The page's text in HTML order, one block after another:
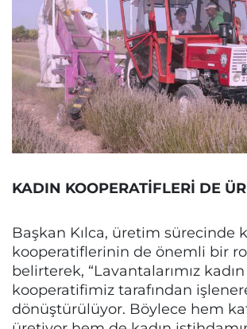
KADIN KOOPERATİFLERİ DE
Başkan Kılca, üretim sürecinde
kooperatiflerinin de önemli bir
belirterek, “Lavantalarımız kadın
kooperatifimiz tarafından
dönüştürülüyor. Böylece hem